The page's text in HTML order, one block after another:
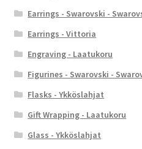
Earrings - Swarovski -
Earrings - Vittoria
Engraving - Laatukoru
Figurines - Swarovski -
Flasks - Ykköslahjat
Gift Wrapping - Laatukoru
Glass - Ykköslahjat